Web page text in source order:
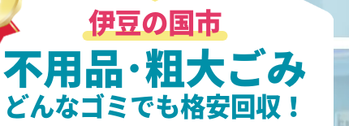
伊豆の国市
不用品･粗大ごみ
どんなゴミでも格安回収！